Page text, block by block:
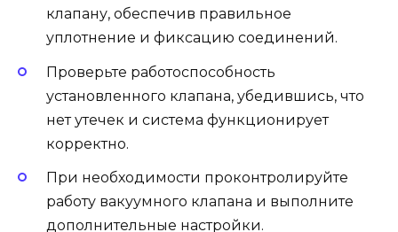
клапану, обеспечив правильное
уплотнение и фиксацию соединений.
Проверьте работоспособность
установленного клапана, убедившись, что
нет утечек и система функционирует
корректно.
При необходимости проконтролируйте
работу вакуумного клапана и выполните
дополнительные настройки.